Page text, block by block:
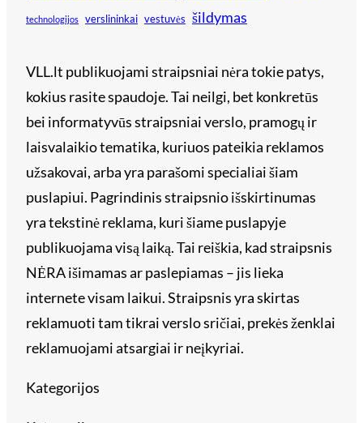
technologijos verslininkai vestuvės šildymas
VLL.lt publikuojami straipsniai nėra tokie patys,
kokius rasite spaudoje. Tai neilgi, bet konkretūs
bei informatyvūs straipsniai verslo, pramogų ir
laisvalaikio tematika, kuriuos pateikia reklamos
užsakovai, arba yra parašomi specialiai šiam
puslapiui. Pagrindinis straipsnio išskirtinumas
yra tekstinė reklama, kuri šiame puslapyje
publikuojama visą laiką. Tai reiškia, kad straipsnis
NĖRA išimamas ar paslepiamas – jis lieka
internete visam laikui. Straipsnis yra skirtas
reklamuoti tam tikrai verslo sričiai, prekės ženklai
reklamuojami atsargiai ir neįkyriai.
Kategorijos